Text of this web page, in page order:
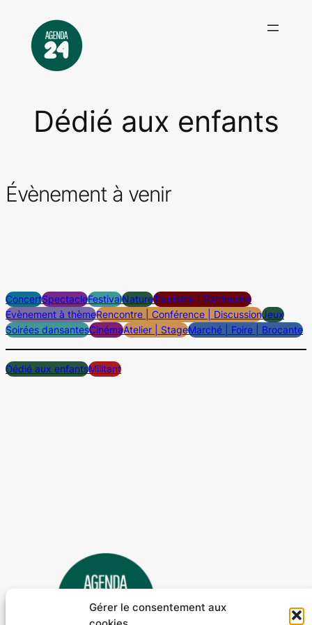
Gérer le consentement aux
contenu
Dédié aux enfants
Évènement à venir
ConcertSpectacleFestivalNatureTourisme | Patrimoine
Evènement à thèmeRencontre | Conférence | DiscussionJeux
Soirées dansantesCinémaAtelier | StageMarché | Foire | Brocante
Dédié aux enfantsMilitant